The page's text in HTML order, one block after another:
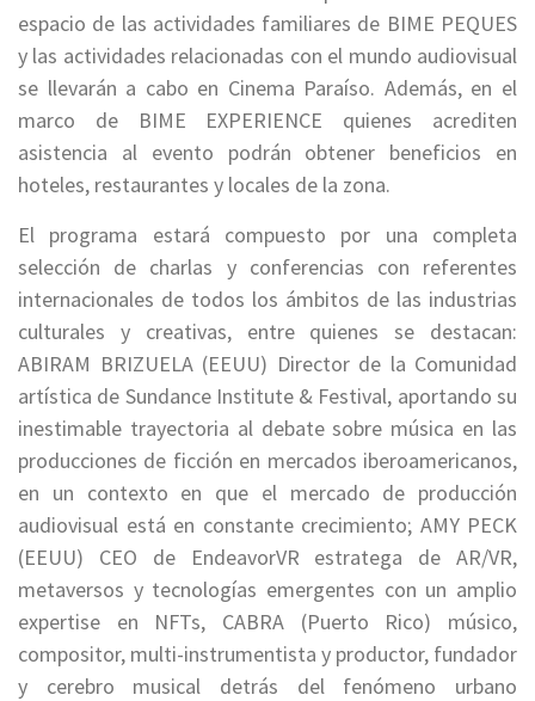
espacio de las actividades familiares de BIME PEQUES
y las actividades relacionadas con el mundo audiovisual
se llevarán a cabo en Cinema Paraíso. Además, en el
marco de BIME EXPERIENCE quienes acrediten
asistencia al evento podrán obtener beneficios en
hoteles, restaurantes y locales de la zona.
El programa estará compuesto por una completa
selección de charlas y conferencias con referentes
internacionales de todos los ámbitos de las industrias
culturales y creativas, entre quienes se destacan:
ABIRAM BRIZUELA (EEUU) Director de la Comunidad
artística de Sundance Institute & Festival, aportando su
inestimable trayectoria al debate sobre música en las
producciones de ficción en mercados iberoamericanos,
en un contexto en que el mercado de producción
audiovisual está en constante crecimiento; AMY PECK
(EEUU) CEO de EndeavorVR estratega de AR/VR,
metaversos y tecnologías emergentes con un amplio
expertise en NFTs, CABRA (Puerto Rico) músico,
compositor, multi-instrumentista y productor, fundador
y cerebro musical detrás del fenómeno urbano